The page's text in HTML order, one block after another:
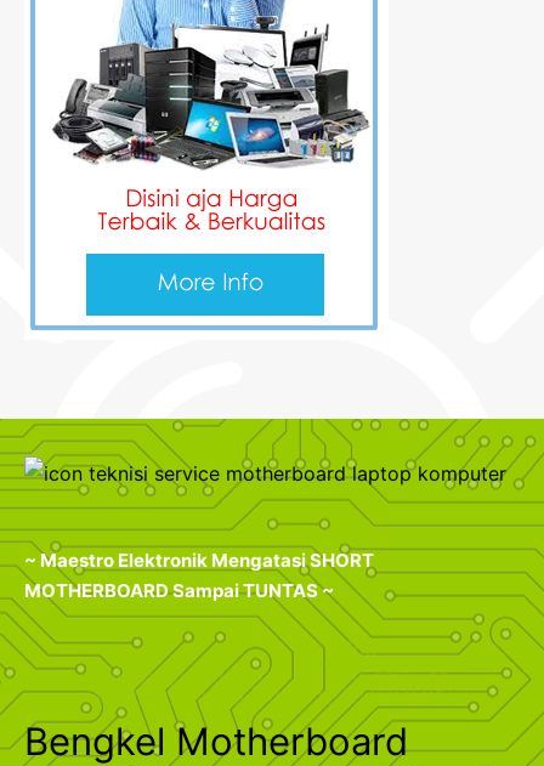
~ Maestro Elektronik Mengatasi SHORT
MOTHERBOARD Sampai TUNTAS ~
Bengkel Motherboard